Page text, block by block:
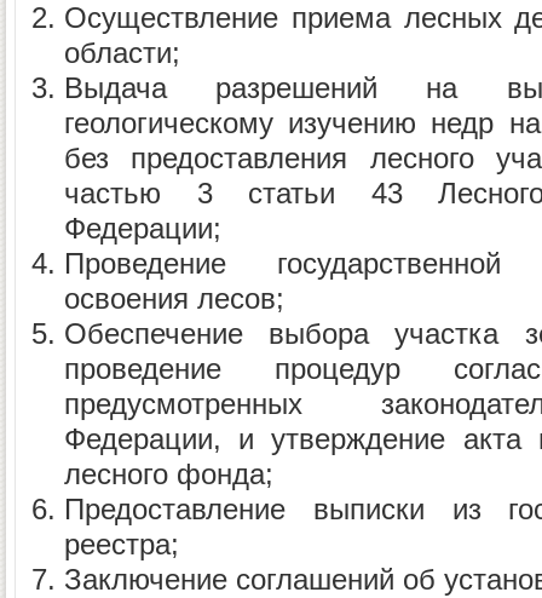
Осуществление приема лесных
области;
Выдача разрешений на
геологическому изучению недр
без предоставления лесного
частью 3 статьи 43 Лесного
Федерации;
Проведение
освоения лесов;
Обеспечение выбора участка
проведение процедур
предусмотренных
Федерации, и утверждение акта
лесного фонда;
Предоставление выписки из
реестра;
Заключение соглашений об